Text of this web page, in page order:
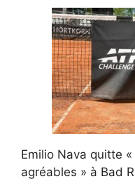
Emilio Nava quitte
agréables » à Bad